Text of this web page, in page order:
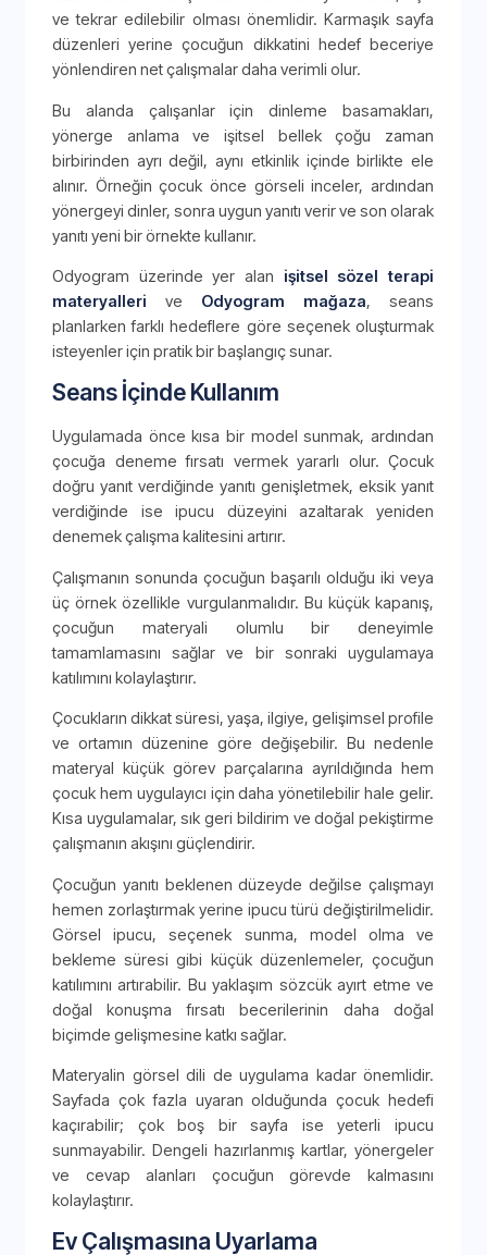
ve tekrar edilebilir olması önemlidir. Karmaşık sayfa
düzenleri yerine çocuğun dikkatini hedef beceriye
yönlendiren net çalışmalar daha verimli olur.
Bu alanda çalışanlar için dinleme basamakları,
yönerge anlama ve işitsel bellek çoğu zaman
birbirinden ayrı değil, aynı etkinlik içinde birlikte ele
alınır. Örneğin çocuk önce görseli inceler, ardından
yönergeyi dinler, sonra uygun yanıtı verir ve son olarak
yanıtı yeni bir örnekte kullanır.
Odyogram üzerinde yer alan işitsel sözel terapi
materyalleri ve Odyogram mağaza, seans
planlarken farklı hedeflere göre seçenek oluşturmak
isteyenler için pratik bir başlangıç sunar.
Seans İçinde Kullanım
Uygulamada önce kısa bir model sunmak, ardından
çocuğa deneme fırsatı vermek yararlı olur. Çocuk
doğru yanıt verdiğinde yanıtı genişletmek, eksik yanıt
verdiğinde ise ipucu düzeyini azaltarak yeniden
denemek çalışma kalitesini artırır.
Çalışmanın sonunda çocuğun başarılı olduğu iki veya
üç örnek özellikle vurgulanmalıdır. Bu küçük kapanış,
çocuğun materyali olumlu bir deneyimle
tamamlamasını sağlar ve bir sonraki uygulamaya
katılımını kolaylaştırır.
Çocukların dikkat süresi, yaşa, ilgiye, gelişimsel profile
ve ortamın düzenine göre değişebilir. Bu nedenle
materyal küçük görev parçalarına ayrıldığında hem
çocuk hem uygulayıcı için daha yönetilebilir hale gelir.
Kısa uygulamalar, sık geri bildirim ve doğal pekiştirme
çalışmanın akışını güçlendirir.
Çocuğun yanıtı beklenen düzeyde değilse çalışmayı
hemen zorlaştırmak yerine ipucu türü değiştirilmelidir.
Görsel ipucu, seçenek sunma, model olma ve
bekleme süresi gibi küçük düzenlemeler, çocuğun
katılımını artırabilir. Bu yaklaşım sözcük ayırt etme ve
doğal konuşma fırsatı becerilerinin daha doğal
biçimde gelişmesine katkı sağlar.
Materyalin görsel dili de uygulama kadar önemlidir.
Sayfada çok fazla uyaran olduğunda çocuk hedefi
kaçırabilir; çok boş bir sayfa ise yeterli ipucu
sunmayabilir. Dengeli hazırlanmış kartlar, yönergeler
ve cevap alanları çocuğun görevde kalmasını
kolaylaştırır.
Ev Çalışmasına Uyarlama